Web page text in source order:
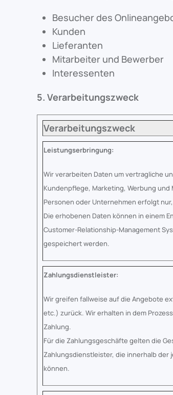
Besucher des
Kunden
Lieferanten
Mitarbeiter und Bewerber
Interessenten
5. Verarbeitungszweck
Verarbeitungszweck
Leistungserbringung:
Wir verarbeiten Daten um vertragliche
Kundenpflege, Marketing, Werbung
Personen oder Unternehmen erfolgt
Die erhobenen Daten können in einem
Customer-Relationship-Management
gespeichert werden.
Zahlungsdienstleister:
Wir greifen fallweise auf die Angebote
etc.) zurück. Wir erhalten in dem
Zahlung.
Für die Zahlungsgeschäfte gelten die
Zahlungsdienstleister, die innerhalb
können.